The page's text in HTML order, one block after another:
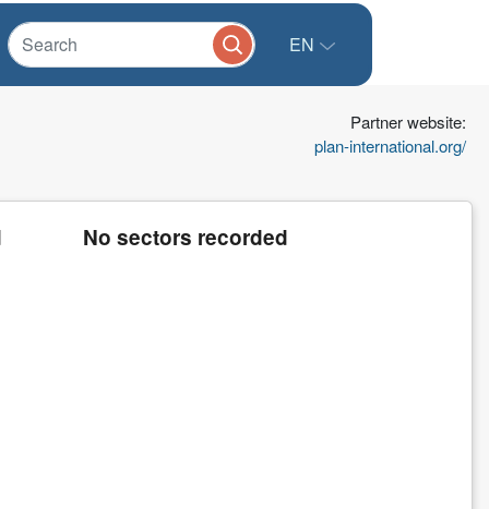
EN
Partner website:
plan-international.org/
No sectors recorded